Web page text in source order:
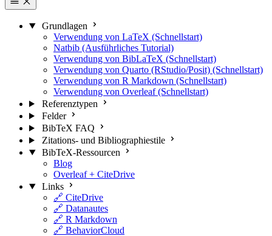
Grundlagen
Verwendung von LaTeX (Schnellstart)
Natbib (Ausführliches Tutorial)
Verwendung von BibLaTeX (Schnellstart)
Verwendung von Quarto (RStudio/Posit) (Schnellstart)
Verwendung von R Markdown (Schnellstart)
Verwendung von Overleaf (Schnellstart)
Referenztypen
Felder
BibTeX FAQ
Zitations- und Bibliographiestile
BibTeX-Ressourcen
Blog
Overleaf + CiteDrive
Links
🔗 CiteDrive
🔗 Datanautes
🔗 R Markdown
🔗 BehaviorCloud